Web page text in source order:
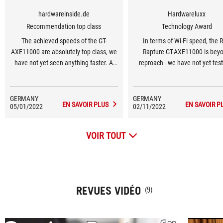
hardwareinside.de
Recommendation top class
The achieved speeds of the GT-
AXE11000 are absolutely top class, we
have not yet seen anything faster. A
implementation of the app interface
speak for themselves. The case's feel
and quality are excellent, and the
GERMANY
05/01/2022
EN SAVOIR PLUS
Hardwareluxx
Technology Award
In terms of Wi-Fi speed, the
Rapture GT-AXE11000 is
reproach - we have not yet
everything we have tested in
GERMANY
02/11/2022
EN SAVOIR
VOIR TOUT
REVUES VIDÉO (9)